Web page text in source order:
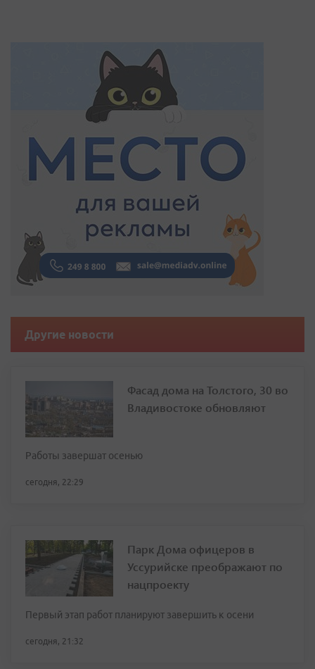
Другие новости
Фасад дома на Толстого, 30 во
Владивостоке обновляют
Работы завершат осенью
сегодня, 22:29
Парк Дома офицеров в
Уссурийске преображают по
нацпроекту
Первый этап работ планируют завершить к осени
сегодня, 21:32